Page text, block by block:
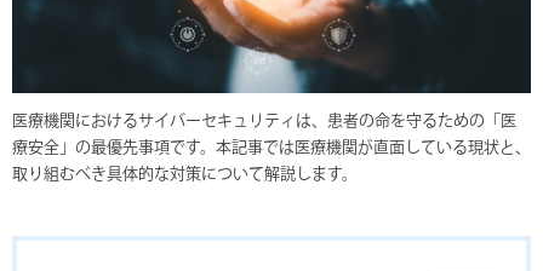
医療機関におけるサイバーセキュリティは、患者の命を守るための「医
療安全」の最優先事項です。本記事では医療機関が直面している現状と、
取り組むべき具体的な対策について解説します。